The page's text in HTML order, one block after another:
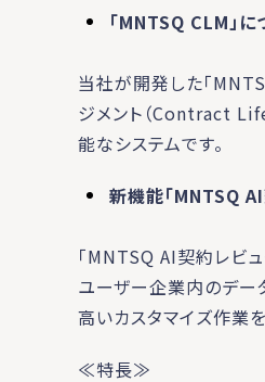
「MNTSQ CLM」に
当社が開発した「
ジメント（Contract
能なシステムです。
新機能「MNTSQ
「MNTSQ AI契約レビ
ユーザー企業内のデー
高いカスタマイズ作業
≪特長≫